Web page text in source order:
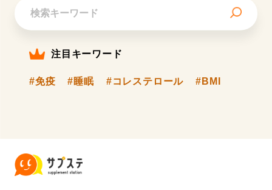
注目キーワード
#免疫 #睡眠 #コレステロール #BMI